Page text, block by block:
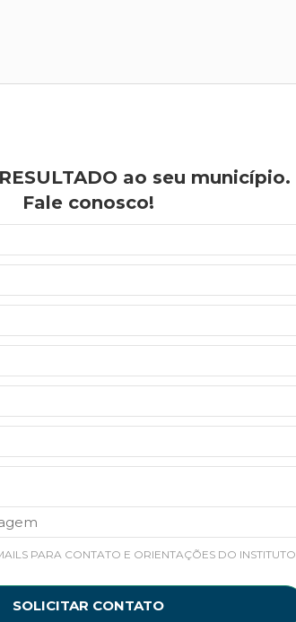
ao seu município.
Fale conosco!
PARA CONTATO E ORIENTAÇÕES DO INSTITUTO
SOLICITAR CONTATO